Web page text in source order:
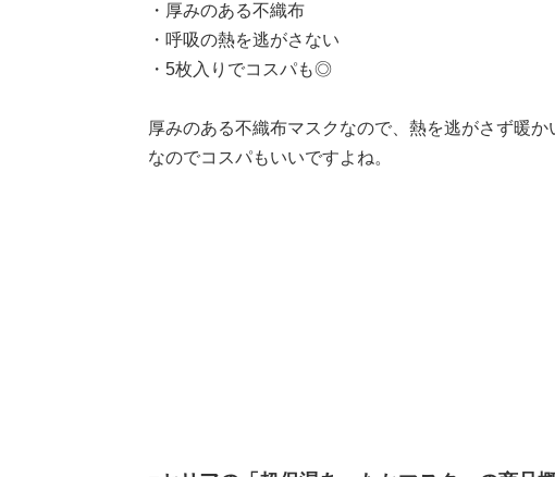
・厚みのある不織布
・呼吸の熱を逃がさない
・5枚入りでコスパも◎
厚みのある不織布マスクなので、熱を逃がさず暖
なのでコスパもいいですよね。